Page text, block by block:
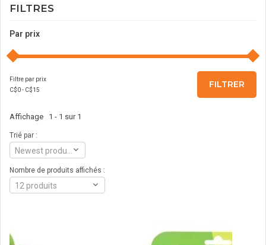
FILTRES
Par prix
Filtre par prix
C$0- C$15
FILTRER
Affichage 1 - 1 sur 1
Trié par :
Nombre de produits affichés :
12 produits